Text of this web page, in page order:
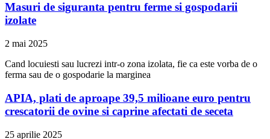
Masuri de siguranta pentru ferme si gospodarii
izolate
2 mai 2025
Cand locuiesti sau lucrezi intr-o zona izolata, fie ca este vorba de o
ferma sau de o gospodarie la marginea
APIA, plati de aproape 39,5 milioane euro pentru
crescatorii de ovine si caprine afectati de seceta
25 aprilie 2025